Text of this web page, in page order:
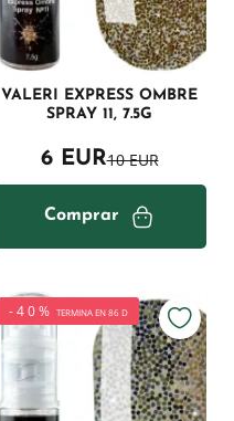
VALERI EXPRESS OMBRE
SPRAY 11, 7.5G
6 EUR10 EUR
Comprar
-40%TERMINA EN 86 D